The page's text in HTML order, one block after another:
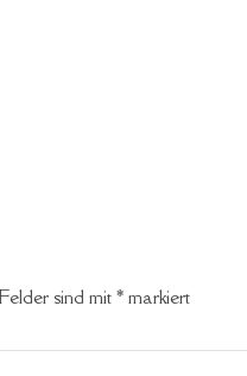
sind mit * markiert